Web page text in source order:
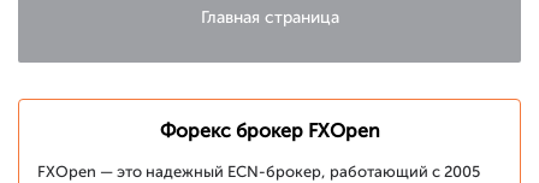
Главная страница
Форекс брокер FXOpen
FXOpen — это надежный ECN-брокер, работающий с 2005